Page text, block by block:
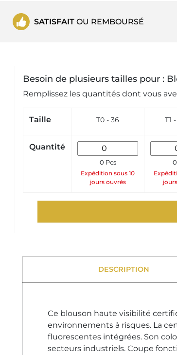
SATISFAITOU REMBOURSÉ
Besoin de plusieurs tailles pour :
Remplissez les quantités dont vous
Taille T0 - 36 T1
Quantité
0 Pcs
Expédition sous 10
jours ouvrés
DESCRIPTION
Ce blouson haute visibilité
environnements à risques. La
fluorescentes intégrées. Son
secteurs industriels. Coupe